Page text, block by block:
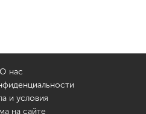
О нас
и условия
на сайте